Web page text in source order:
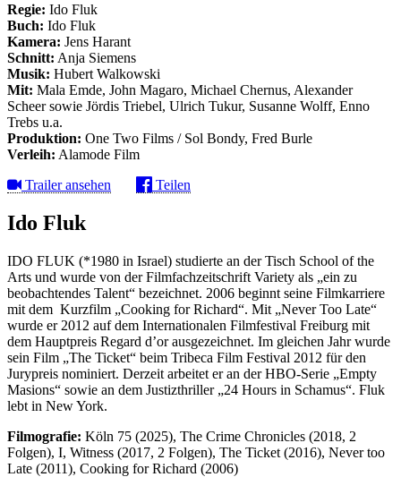
Regie: Ido Fluk
Buch: Ido Fluk
Kamera: Jens Harant
Schnitt: Anja Siemens
Musik: Hubert Walkowski
Mit: Mala Emde, John Magaro, Michael Chernus, Alexander
Scheer sowie Jördis Triebel, Ulrich Tukur, Susanne Wolff, Enno
Trebs u.a.
Produktion: One Two Films / Sol Bondy, Fred Burle
Verleih: Alamode Film
Trailer ansehen
Teilen
Ido Fluk
IDO FLUK (*1980 in Israel) studierte an der Tisch School of the
Arts und wurde von der Filmfachzeitschrift Variety als „ein zu
beobachtendes Talent“ bezeichnet. 2006 beginnt seine Filmkarriere
mit dem Kurzfilm „Cooking for Richard“. Mit „Never Too Late“
wurde er 2012 auf dem Internationalen Filmfestival Freiburg mit
dem Hauptpreis Regard d’or ausgezeichnet. Im gleichen Jahr wurde
sein Film „The Ticket“ beim Tribeca Film Festival 2012 für den
Jurypreis nominiert. Derzeit arbeitet er an der HBO-Serie „Empty
Masions“ sowie an dem Justizthriller „24 Hours in Schamus“. Fluk
lebt in New York.
Filmografie: Köln 75 (2025), The Crime Chronicles (2018, 2
Folgen), I, Witness (2017, 2 Folgen), The Ticket (2016), Never too
Late (2011), Cooking for Richard (2006)